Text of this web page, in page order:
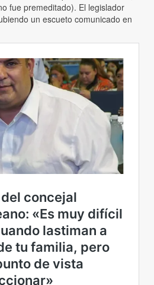
fue premeditado). El legislador
un escueto comunicado en